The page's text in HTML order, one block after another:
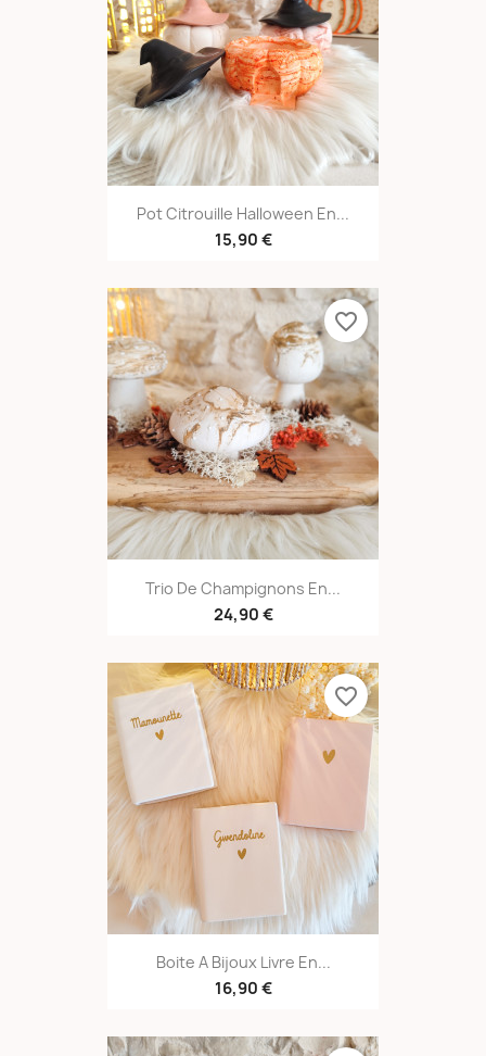
Pot Citrouille Halloween En...
15,90 €
Trio De Champignons En...
24,90 €
favorite_border
Boite A Bijoux Livre En...
16,90 €
favorite_border